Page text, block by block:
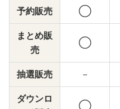
予約販売 ◯
まとめ販
売
◯
抽選販売 －
ダウンロ
◯